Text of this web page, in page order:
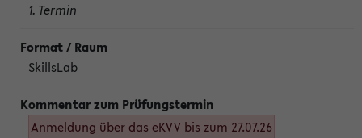
1. Termin
SkillsLab
Anmeldung über das eKVV bis zum 27.07.26